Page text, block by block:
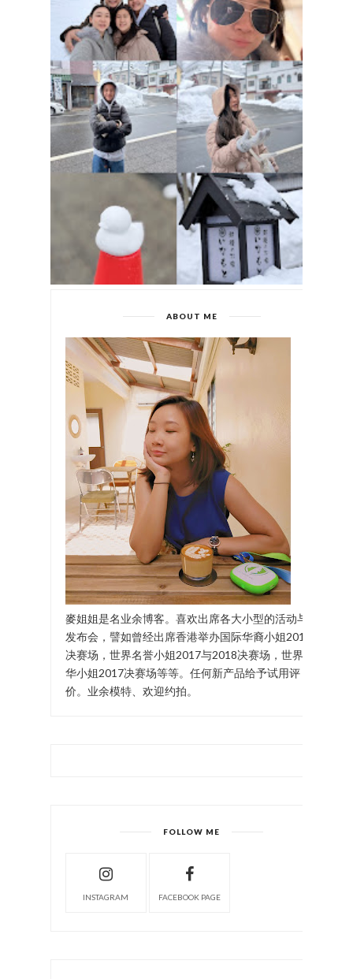
ABOUT ME
麥姐姐是名业余博客。喜欢出席各大小型的活动与
发布会，譬如曾经出席香港举办国际华裔小姐2017
决赛场，世界名誉小姐2017与2018决赛场，世界中
华小姐2017决赛场等等。任何新产品给予试用评
价。业余模特、欢迎约拍。
FOLLOW ME
INSTAGRAM FACEBOOK PAGE